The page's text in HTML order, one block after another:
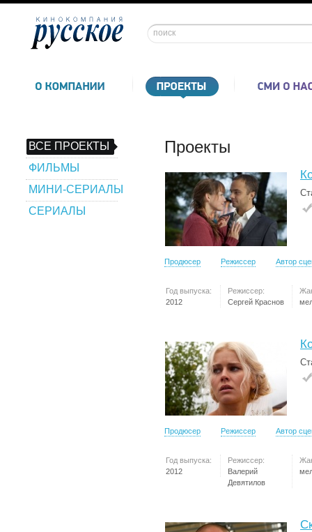
ВСЕ ПРОЕКТЫ
ФИЛЬМЫ
МИНИ-СЕРИАЛЫ
СЕРИАЛЫ
Проекты
Продюсер Режиссер Автор
Год выпуска:
2012
Режиссер:
Сергей Краснов
Продюсер Режиссер Автор
Год выпуска:
2012
Режиссер:
Валерий
Девятилов